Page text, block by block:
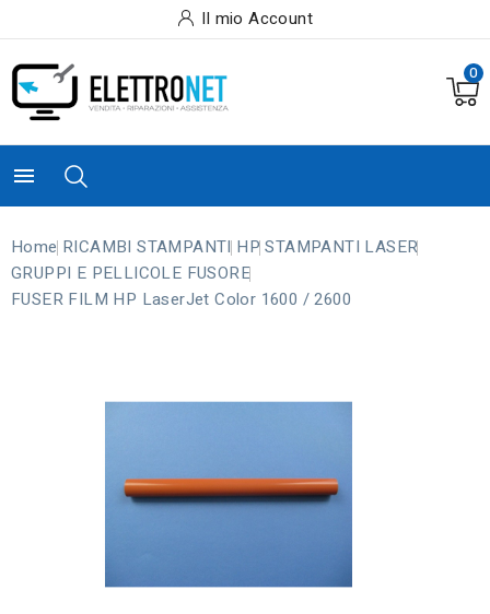
Il mio Account
0

Home RICAMBI STAMPANTI HP STAMPANTI LASER
GRUPPI E PELLICOLE FUSORE
FUSER FILM HP LaserJet Color 1600 / 2600